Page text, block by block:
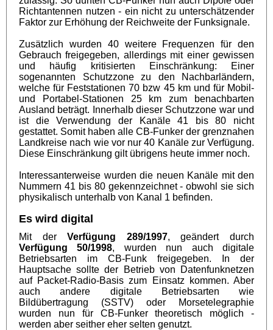
Richtantennen nutzen - ein nicht zu unterschätzender
Faktor zur Erhöhung der Reichweite der Funksignale.
Zusätzlich wurden 40 weitere Frequenzen für den
Gebrauch freigegeben, allerdings mit einer gewissen
und häufig kritisierten Einschränkung: Einer
sogenannten Schutzzone zu den Nachbarländern,
welche für Feststationen 70 bzw 45 km und für Mobil-
und Portabel-Stationen 25 km zum benachbarten
Ausland beträgt. Innerhalb dieser Schutzzone war und
ist die Verwendung der Kanäle 41 bis 80 nicht
gestattet. Somit haben alle CB-Funker der grenznahen
Landkreise nach wie vor nur 40 Kanäle zur Verfügung.
Diese Einschränkung gilt übrigens heute immer noch.
Interessanterweise wurden die neuen Kanäle mit den
Nummern 41 bis 80 gekennzeichnet - obwohl sie sich
physikalisch unterhalb von Kanal 1 befinden.
Es wird digital
Mit derVerfügung 289/1997, geändert durch
Verfügung 50/1998, wurden nun auch digitale
Betriebsarten im CB-Funk freigegeben. In der
Hauptsache sollte der Betrieb von Datenfunknetzen
auf Packet-Radio-Basis zum Einsatz kommen. Aber
auch andere digitale Betriebsarten wie
Bildübertragung (SSTV) oder Morsetelegraphie
wurden nun für CB-Funker theoretisch möglich -
werden aber seither eher selten genutzt.